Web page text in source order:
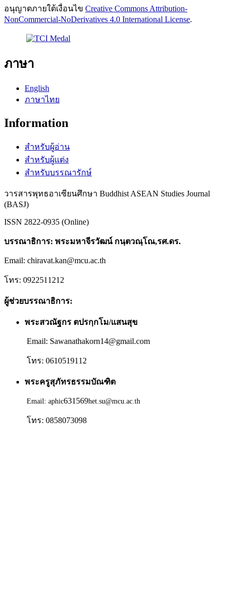
อนุญาตภายใต้เงื่อนไข Creative Commons Attribution-
NonCommercial-NoDerivatives 4.0 International License.
ภาษา
English
ภาษาไทย
Information
สำหรับผู้อ่าน
สำหรับผู้แต่ง
สำหรับบรรณารักษ์
วารสารพุทธอาเซียนศึกษา Buddhist ASEAN Studies Journal
(BASJ)
ISSN 2822-0935 (Online)
บรรณาธิการ: พระมหาจีรวัฒน์ กนฺตวณฺโณ,รศ.ดร.
Email: chiravat.kan@mcu.ac.th
โทร: 0922511212
ผู้ช่วยบรรณาธิการ:
พระสวณัฐกร ตปรกฺกโม/แสนสุข
Email: Sawanathakorn14@gmail.com
โทร: 0610519112
พระครูสุภัทรธรรมบัณฑิต
Email: aphic631569het.su@mcu.ac.th
โทร: 0858073098